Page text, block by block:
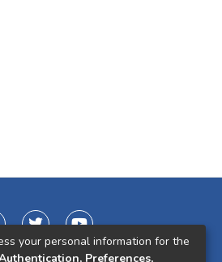
el
your personal information for the
Preferences,